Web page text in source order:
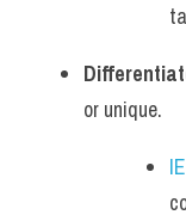
or unique.